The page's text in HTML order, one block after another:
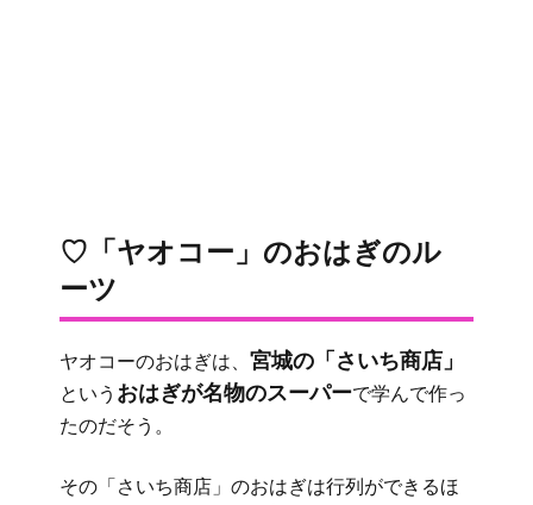
♡「ヤオコー」のおはぎのル
ーツ
ヤオコーのおはぎは、 宮城の「さいち商店」
という おはぎが名物のスーパーで学んで作っ
たのだそう。
その「さいち商店」のおはぎは行列ができるほ